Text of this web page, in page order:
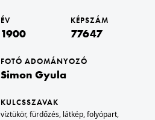
1900
ÉV
1900
KÉPSZÁM
77647
FOTÓ ADOMÁNYOZÓ
Simon Gyula
KULCSSZAVAK
víztükör,fürdőzés, látkép,folyópart,